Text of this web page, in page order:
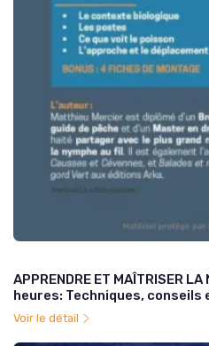
APPRENDRE ET MAÎTRISER
heures: Techniques,
Voir le détail